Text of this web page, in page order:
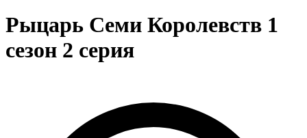
Рыцарь Семи Королевств 1
сезон 2 серия